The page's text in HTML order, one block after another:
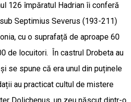
126 împăratul Hadrian îi conferă
Septimius Severus (193-211)
cu o suprafață de aproape 60
de locuitori. În castrul Drobeta au
se spune că era unul din puținele
au practicat cultul de mistere